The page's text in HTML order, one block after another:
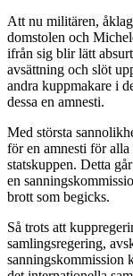
Att nu militären,
domstolen och
ifrån sig blir lätt
avsättning och slöt
andra kuppmakare i
dessa en amnesti.
Med största
för en amnesti för
statskuppen. Detta
en
brott som begicks.
Så trots att
samlingsregering,
sanningskommission